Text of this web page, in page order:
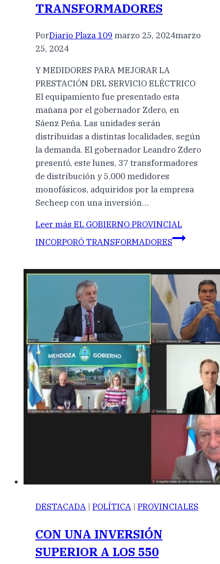
TRANSFORMADORES
PorDiario Plaza 109 marzo 25, 2024marzo
25, 2024
Y MEDIDORES PARA MEJORAR LA
PRESTACIÓN DEL SERVICIO ELÉCTRICO
El equipamiento fue presentado esta
mañana por el gobernador Zdero, en
Sáenz Peña. Las unidades serán
distribuidas a distintas localidades, según
la demanda. El gobernador Leandro Zdero
presentó, este lunes, 37 transformadores
de distribución y 5.000 medidores
monofásicos, adquiridos por la empresa
Secheep con una inversión…
Leer más EL GOBIERNO PROVINCIAL
INCORPORÓ TRANSFORMADORES
DESTACADA | POLÍTICA | PROVINCIALES
CON UNA INVERSIÓN
SUPERIOR A LOS 550